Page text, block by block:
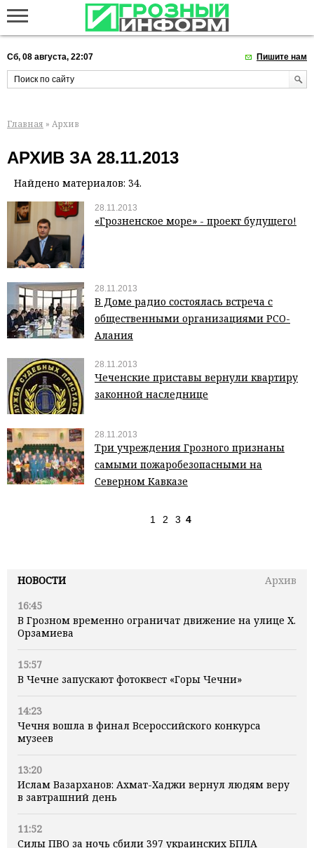
Сб, 08 августа, 22:07 Пишите нам
НОВОСТИ
Архив
16:45
В Грозном временно ограничат движение на улице Х.
Орзамиева
15:57
В Чечне запускают фотоквест «Горы Чечни»
14:23
Чечня вошла в финал Всероссийского конкурса
музеев
13:20
Ислам Вазарханов: Ахмат-Хаджи вернул людям веру
в завтрашний день
11:52
Силы ПВО за ночь сбили 397 украинских БПЛА
Главная » Архив
АРХИВ ЗА 28.11.2013
Найдено материалов: 34.
28.11.2013
«Грозненское море» - проект будущего!
28.11.2013
В Доме радио состоялась встреча с
общественными организациями РСО-
Алания
28.11.2013
Чеченские приставы вернули квартиру
законной наследнице
28.11.2013
Три учреждения Грозного признаны
самыми пожаробезопасными на
Северном Кавказе
1 2 3 4